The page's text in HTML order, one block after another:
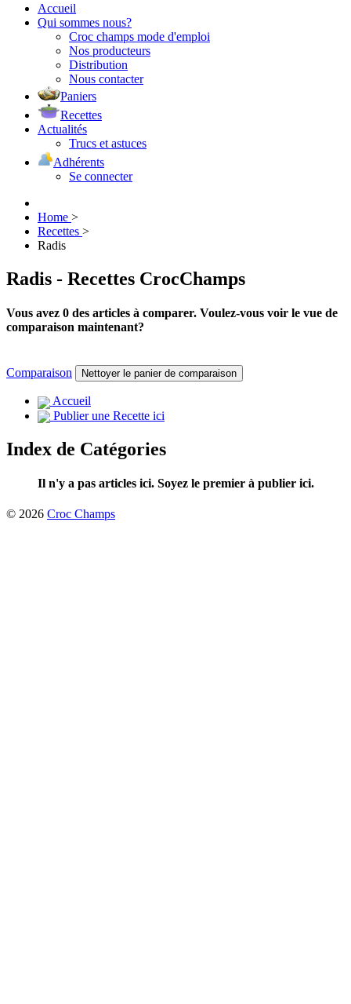
Accueil
Qui sommes nous?
Croc champs mode d'emploi
Nos producteurs
Distribution
Nous contacter
Paniers
Recettes
Actualités
Trucs et astuces
Adhérents
Se connecter
Home >
Recettes >
Radis
Radis - Recettes CrocChamps
Vous avez 0 des articles à comparer. Voulez-vous voir le vue de
comparaison maintenant?
Comparaison Nettoyer le panier de comparaison
Accueil
Publier une Recette ici
Index de Catégories
Il n'y a pas articles ici. Soyez le premier à publier ici.
© 2026 Croc Champs